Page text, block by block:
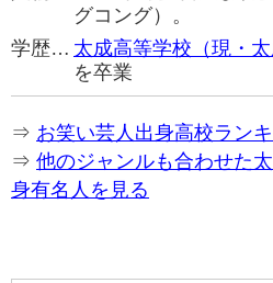
グコング）。
学歴… 太成高等学校（現・
を卒業
⇒ お笑い芸人出身高校ラン
⇒ 他のジャンルも合わせた
身有名人を見る